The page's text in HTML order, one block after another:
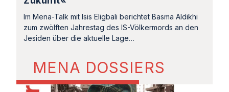
Im Mena-Talk mit Isis Eligbali berichtet Basma Aldikhi
zum zwölften Jahrestag des IS-Völkermords an den
Jesiden über die aktuelle Lage…
MENA DOSSIERS